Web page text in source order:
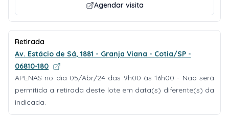
Agendar visita
Retirada
Av. Estácio de Sá, 1881 - Granja Viana - Cotia/SP -
06810-180
APENAS no dia 05/Abr/24 das 9h00 às 16h00 - Não será
permitida a retirada deste lote em data(s) diferente(s) da
indicada.